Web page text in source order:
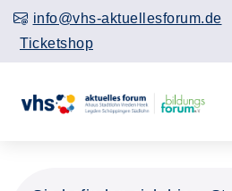
info@vhs-aktuellesforum.de
Ticketshop